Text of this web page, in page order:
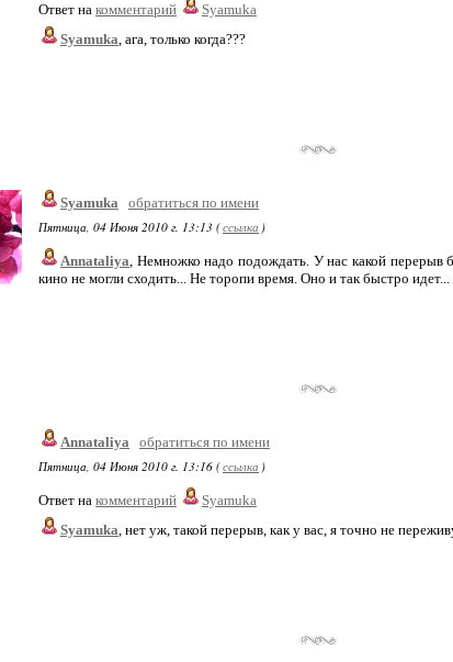
Ответ на комментарий
Syamuka
Syamuka, ага, только когда???
Syamuka
обратиться по имени
Пятница, 04 Июня 2010 г. 13:13 (ссылка )
Annataliya, Немножко надо подождать. У нас какой перерыв
кино не могли сходить... Не торопи время. Оно и так быстро идет...
Annataliya
обратиться по имени
Пятница, 04 Июня 2010 г. 13:16 (ссылка )
Ответ на комментарий
Syamuka
Syamuka, нет уж, такой перерыв, как у вас, я точно не